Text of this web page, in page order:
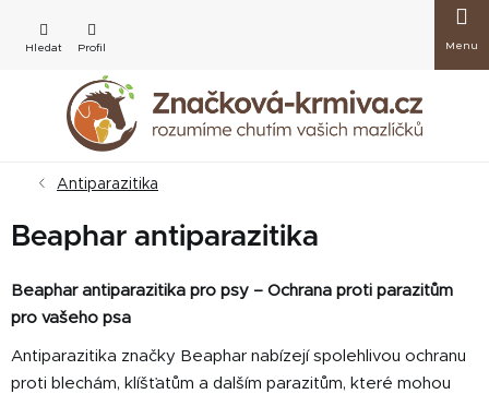
obsah
košík
Antiparazitika
Beaphar antiparazitika
Beaphar antiparazitika pro psy – Ochrana proti parazitům
pro vašeho psa
Antiparazitika značky Beaphar nabízejí spolehlivou ochranu
proti blechám, klíšťatům a dalším parazitům, které mohou